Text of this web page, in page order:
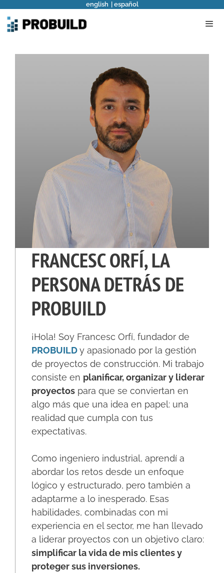
contenido
english español
FRANCESC ORFÍ, LA
PERSONA DETRÁS DE
PROBUILD
¡Hola! Soy Francesc Orfí, fundador de
PROBUILDy apasionado por la gestión
de proyectos de construcción. Mi trabajo
consiste en planificar, organizar y liderar
proyectos para que se conviertan en
algo más que una idea en papel: una
realidad que cumpla con tus
expectativas.
Como ingeniero industrial, aprendí a
abordar los retos desde un enfoque
lógico y estructurado, pero también a
adaptarme a lo inesperado. Esas
habilidades, combinadas con mi
experiencia en el sector, me han llevado
a liderar proyectos con un objetivo claro:
simplificar la vida de mis clientes y
proteger sus inversiones.